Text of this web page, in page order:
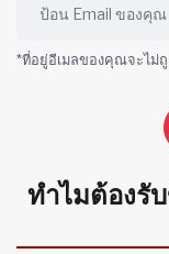
*ที่อยู่อีเมลของคุณจะไม่ถู
ทำไมต้องรั